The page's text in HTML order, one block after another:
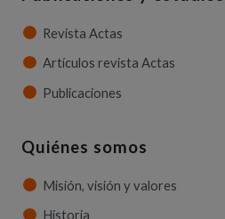
Revista Actas
Artículos revista Actas
Publicaciones
Quiénes somos
Misión, visión y valores
Historia